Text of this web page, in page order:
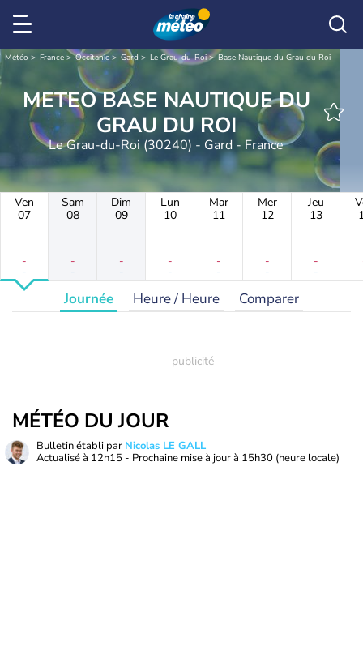
Météo France Occitanie Gard Le Grau-du-Roi Base Nautique du Grau du Roi
METEO BASE NAUTIQUE DU
GRAU DU ROI
Le Grau-du-Roi (30240) - Gard - France
Ven
07
-
-
Sam
08
-
-
Dim
09
-
-
Lun
10
-
-
Mar
11
-
-
Mer
12
-
-
Jeu
13
-
-
Journée Heure / Heure Comparer
MÉTÉO DU JOUR
Bulletin établi par Nicolas LE GALL
Actualisé à 12h15 - Prochaine mise à jour à 15h30 (heure locale)